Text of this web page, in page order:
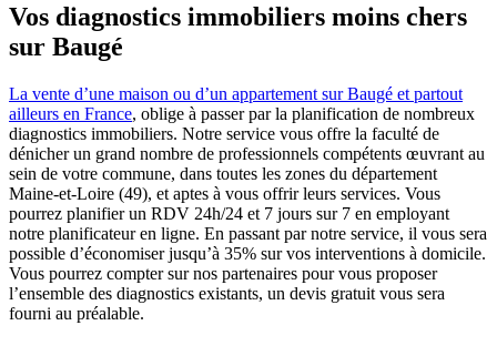
Vos diagnostics immobiliers moins chers
sur Baugé
La vente d’une maison ou d’un appartement sur Baugé et partout
ailleurs en France, oblige à passer par la planification de nombreux
diagnostics immobiliers. Notre service vous offre la faculté de
dénicher un grand nombre de professionnels compétents œuvrant au
sein de votre commune, dans toutes les zones du département
Maine-et-Loire (49), et aptes à vous offrir leurs services. Vous
pourrez planifier un RDV 24h/24 et 7 jours sur 7 en employant
notre planificateur en ligne. En passant par notre service, il vous sera
possible d’économiser jusqu’à 35% sur vos interventions à domicile.
Vous pourrez compter sur nos partenaires pour vous proposer
l’ensemble des diagnostics existants, un devis gratuit vous sera
fourni au préalable.